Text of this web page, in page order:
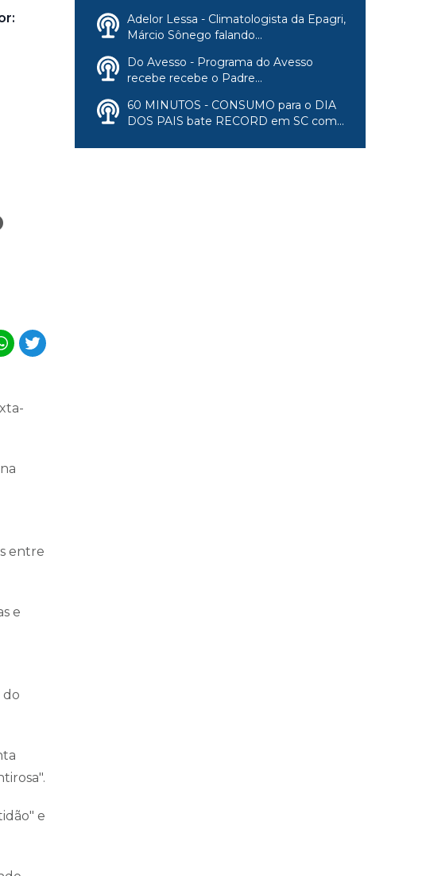
entre
e
do
e
Adelor Lessa - Climatologista da Epagri,
Márcio Sônego falando...
Do Avesso - Programa do Avesso
recebe recebe o Padre...
60 MINUTOS - CONSUMO para o DIA
DOS PAIS bate RECORD em SC com...